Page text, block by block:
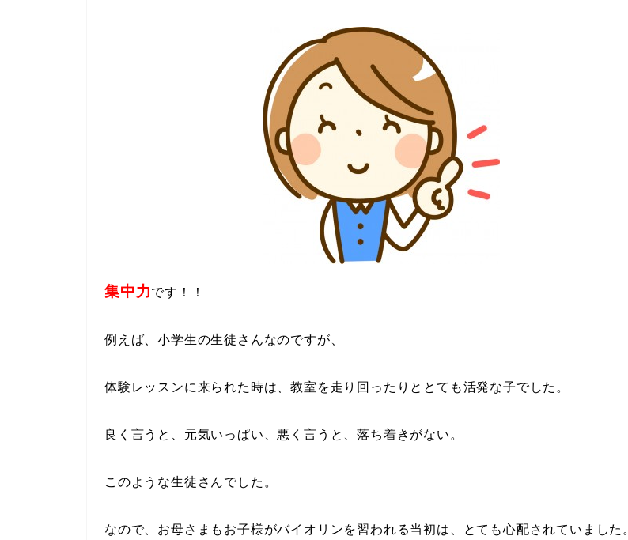
集中力です！！
例えば、小学生の生徒さんなのですが、
体験レッスンに来られた時は、教室を走り回ったりととても活発な子でした。
良く言うと、元気いっぱい、悪く言うと、落ち着きがない。
このような生徒さんでした。
なので、お母さまもお子様がバイオリンを習われる当初は、とても心配されていました。